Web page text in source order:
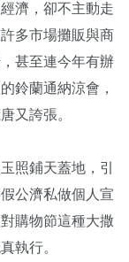
濟，卻不主動走
多市場攤販與商
甚至連今年有辦
鈴蘭通納涼會，
又誇張。
照鋪天蓋地，引
公濟私做個人宣
購物節這種大撒
執行。